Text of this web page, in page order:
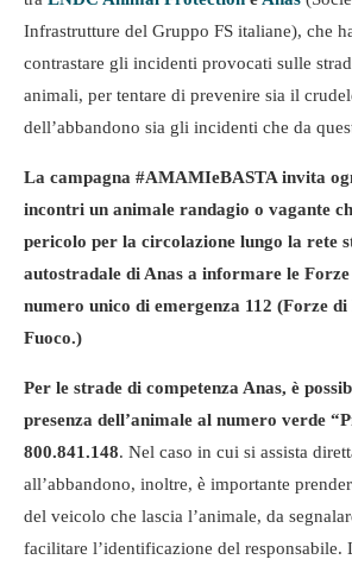
Infrastrutture del Gruppo FS italiane), che
contrastare gli incidenti provocati sulle
animali, per tentare di prevenire sia il
dell’abbandono sia gli incidenti che da
La campagna #AMAMIeBASTA invita
incontri un animale randagio o vagante
pericolo per la circolazione lungo la rete
autostradale di Anas a informare le
numero unico di emergenza 112 (Forze
Fuoco.)
Per le strade di competenza Anas, è
presenza dell’animale al numero verde
800.841.148. Nel caso in cui si assista
all’abbandono, inoltre, è importante
del veicolo che lascia l’animale, da
facilitare l’identificazione del responsabile.